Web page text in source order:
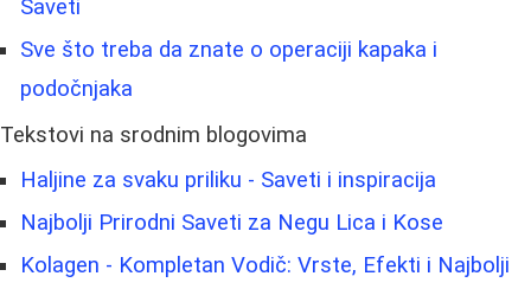
Saveti
Sve što treba da znate o operaciji kapaka i
podočnjaka
Tekstovi na srodnim blogovima
Haljine za svaku priliku - Saveti i inspiracija
Najbolji Prirodni Saveti za Negu Lica i Kose
Kolagen - Kompletan Vodič: Vrste, Efekti i Najbolji